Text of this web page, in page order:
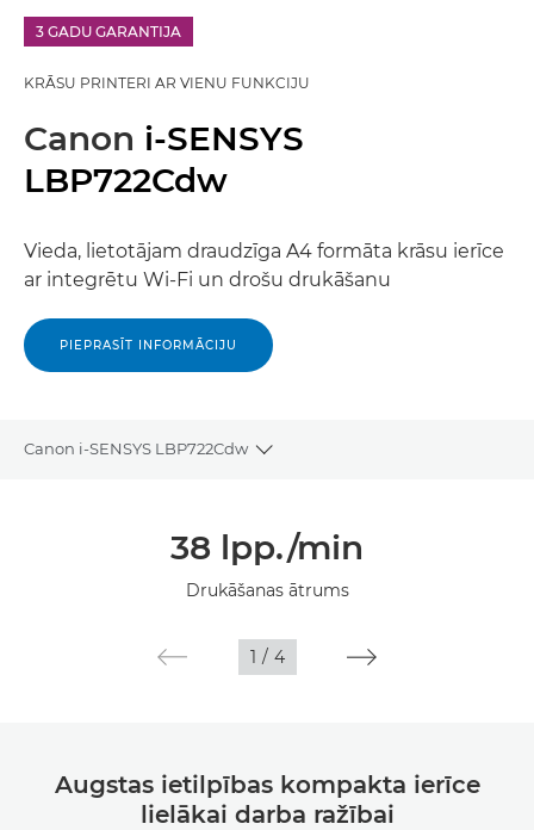
3 GADU GARANTIJA
KRĀSU PRINTERI AR VIENU FUNKCIJU
Canon i-SENSYS
LBP722Cdw
Vieda, lietotājam draudzīga A4 formāta krāsu ierīce
ar integrētu Wi-Fi un drošu drukāšanu
PIEPRASĪT INFORMĀCIJU
Canon i-SENSYS LBP722Cdw
Toggle breadcrumbs
38 lpp./min
Drukāšanas ātrums
1 / 4
Augstas ietilpības kompakta ierīce
lielākai darba ražībai